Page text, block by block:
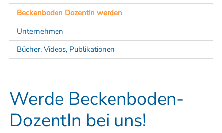
Beckenboden Dozentin werden
Unternehmen
Bücher, Videos, Publikationen
Werde Beckenboden-
DozentIn bei uns!